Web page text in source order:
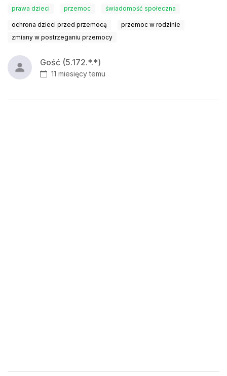
prawa dzieci przemoc świadomość społeczna
ochrona dzieci przed przemocą
przemoc w rodzinie
zmiany w postrzeganiu przemocy
Gość (5.172.*.*)
11 miesięcy temu